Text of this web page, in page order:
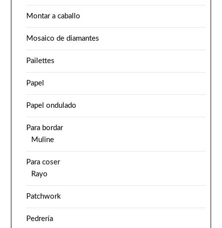
Montar a caballo
Mosaico de diamantes
Pailettes
Papel
Papel ondulado
Para bordar
Muline
Para coser
Rayo
Patchwork
Pedrería